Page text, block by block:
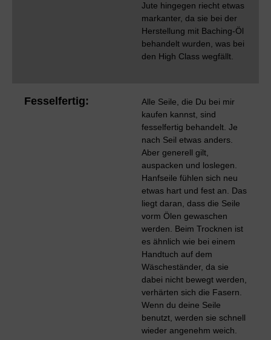
Jute hingegen riecht etwas
markanter, da sie bei der
Herstellung mit Baching-Öl
behandelt wurden, was bei
den High Class wegfällt.
Fesselfertig:
Alle Seile, die Du bei mir
kaufen kannst, sind
fesselfertig behandelt. Je
nach Seil etwas anders.
Aber generell gilt,
auspacken und loslegen.
Hanfseile fühlen sich neu
etwas hart und fest an. Das
liegt daran, dass die Seile
vorm Ölen gewaschen
werden. Beim Trocknen ist
es ähnlich wie bei einem
Handtuch auf dem
Wäscheständer, da sie
dabei nicht bewegt werden,
verhärten sich die Fasern.
Wenn du deine Seile
benutzt, werden sie schnell
wieder angenehm weich.